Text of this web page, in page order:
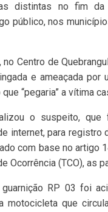
distintas no fim da
público, nos
Centro de
e ameaçada por
“pegaria” a vítima
o suspeito, que
internet, para registro
com base no artigo
Ocorrência (TCO), as
RP 03 foi
que